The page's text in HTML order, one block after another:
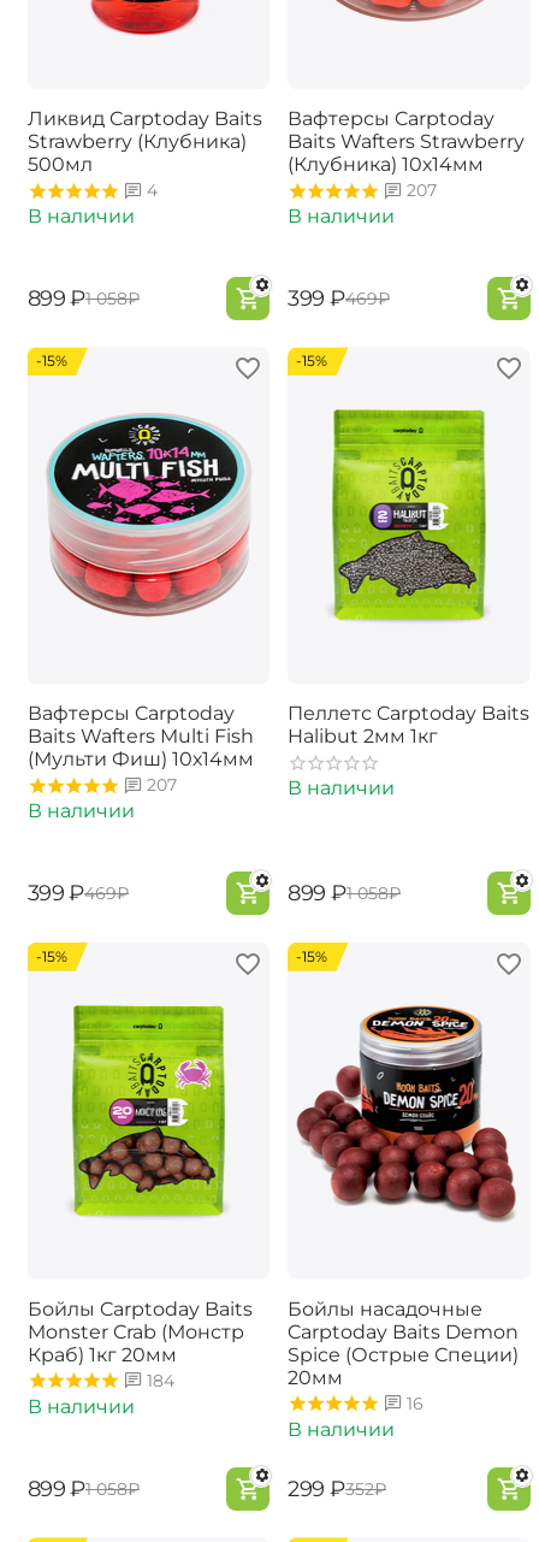
Ликвид Carptoday Baits
Strawberry (Клубника)
500мл
4
В наличии
‍899‍ ₽‍1 058‍₽
Вафтерсы Carptoday
Baits Wafters Strawberry
(Клубника) 10х14мм
207
В наличии
‍399‍ ₽‍469‍₽
-15%
Вафтерсы Carptoday
Baits Wafters Multi Fish
(Мульти Фиш) 10х14мм
207
В наличии
‍399‍ ₽‍469‍₽
-15%
Пеллетс Carptoday Baits
Halibut 2мм 1кг
В наличии
‍899‍ ₽‍1 058‍₽
-15%
Бойлы Carptoday Baits
Monster Crab (Монстр
Краб) 1кг 20мм
184
В наличии
‍899‍ ₽‍1 058‍₽
-15%
Бойлы насадочные
Carptoday Baits Demon
Spice (Острые Специи)
20мм
16
В наличии
‍299‍ ₽‍352‍₽